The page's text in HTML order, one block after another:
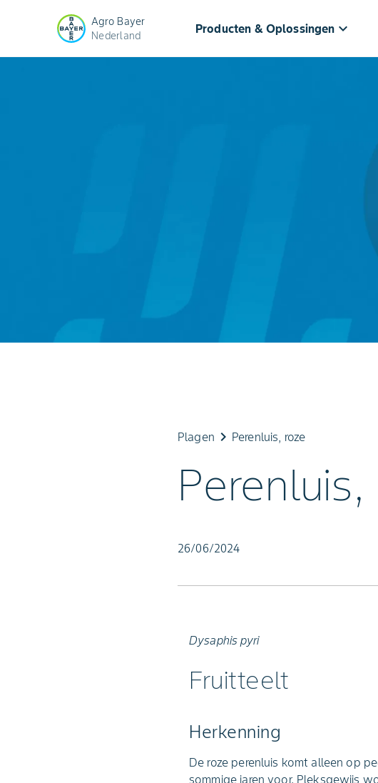
Agro Bayer
Nederland
Producten & Oplossingen keyboard_arrow_down
Plagen keyboard_arrow_right Perenluis, roze
Perenluis,
26/06/2024
Dysaphis pyri
Fruitteelt
Herkenning
De roze perenluis komt alleen op
sommige jaren voor. Pleksgewijs